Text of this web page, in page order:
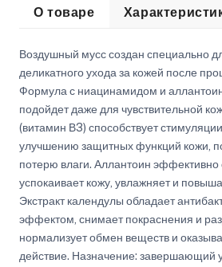
О товаре
Воздушный мусс создан специально
деликатного ухода за кожей после
Формула с ниацинамидом и
подойдет даже для чувствительной
(витамин В3) способствует
улучшению защитных функций кожи,
потерю влаги. Аллантоин эффективно
успокаивает кожу, увлажняет и
Экстракт календулы обладает
эффектом, снимает покраснения и
нормализует обмен веществ и
действие. Назначение: завершающий